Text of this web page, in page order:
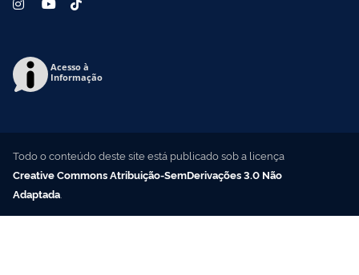
Acesso à
Informação
Todo o conteúdo deste site está publicado sob a licença
Creative Commons Atribuição-SemDerivações 3.0 Não
Adaptada